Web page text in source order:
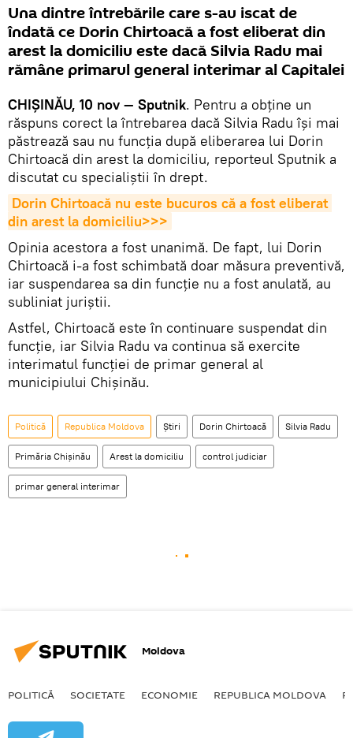
Una dintre întrebările care s-au iscat de
îndată ce Dorin Chirtoacă a fost eliberat din
arest la domiciliu este dacă Silvia Radu mai
rămâne primarul general interimar al Capitalei
CHIȘINĂU, 10 nov — Sputnik. Pentru a obține un
răspuns corect la întrebarea dacă Silvia Radu își mai
păstrează sau nu funcția după eliberarea lui Dorin
Chirtoacă din arest la domiciliu, reporteul Sputnik a
discutat cu specialiștii în drept.
Dorin Chirtoacă nu este bucuros că a fost eliberat
din arest la domiciliu>>>
Opinia acestora a fost unanimă. De fapt, lui Dorin
Chirtoacă i-a fost schimbată doar măsura preventivă,
iar suspendarea sa din funcție nu a fost anulată, au
subliniat juriștii.
Astfel, Chirtoacă este în continuare suspendat din
funcție, iar Silvia Radu va continua să exercite
interimatul funcției de primar general al
municipiului Chișinău.
Politică Republica Moldova Știri Dorin Chirtoacă Silvia Radu
Primăria Chișinău Arest la domiciliu control judiciar
primar general interimar
Moldova
POLITICĂ SOCIETATE ECONOMIE REPUBLICA MOLDOVA